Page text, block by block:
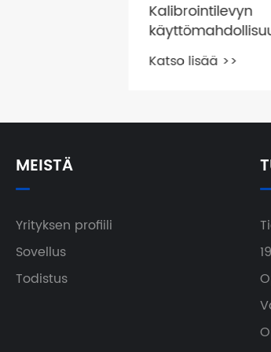
käyttömahdollisuudet
esitellään yksityiskohtaisesti
MEISTÄ
Yrityksen profiili
Sovellus
Todistus